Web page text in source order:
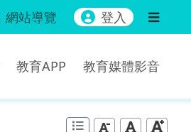
網站導覽 登入
教育APP 教育媒體影音